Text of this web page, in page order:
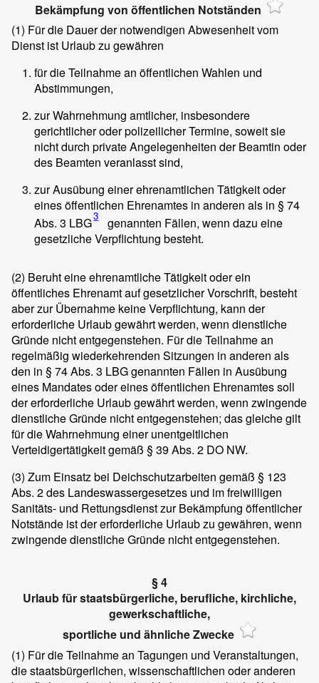
Bekämpfung von öffentlichen Notständen
(1) Für die Dauer der notwendigen Abwesenheit vom
Dienst ist Urlaub zu gewähren
für die Teilnahme an öffentlichen Wahlen und
Abstimmungen,
zur Wahrnehmung amtlicher, insbesondere
gerichtlicher oder polizeilicher Termine, soweit sie
nicht durch private Angelegenheiten der Beamtin oder
des Beamten veranlasst sind,
zur Ausübung einer ehrenamtlichen Tätigkeit oder
eines öffentlichen Ehrenamtes in anderen als in § 74
Abs. 3 LBG3
genannten Fällen, wenn dazu eine
gesetzliche Verpflichtung besteht.
(2) Beruht eine ehrenamtliche Tätigkeit oder ein
öffentliches Ehrenamt auf gesetzlicher Vorschrift, besteht
aber zur Übernahme keine Verpflichtung, kann der
erforderliche Urlaub gewährt werden, wenn dienstliche
Gründe nicht entgegenstehen. Für die Teilnahme an
regelmäßig wiederkehrenden Sitzungen in anderen als
den in § 74 Abs. 3 LBG genannten Fällen in Ausübung
eines Mandates oder eines öffentlichen Ehrenamtes soll
der erforderliche Urlaub gewährt werden, wenn zwingende
dienstliche Gründe nicht entgegenstehen; das gleiche gilt
für die Wahrnehmung einer unentgeltlichen
Verteidigertätigkeit gemäß § 39 Abs. 2 DO NW.
(3) Zum Einsatz bei Deichschutzarbeiten gemäß § 123
Abs. 2 des Landeswassergesetzes und im freiwilligen
Sanitäts- und Rettungsdienst zur Bekämpfung öffentlicher
Notstände ist der erforderliche Urlaub zu gewähren, wenn
zwingende dienstliche Gründe nicht entgegenstehen.
§ 4
Urlaub für staatsbürgerliche, berufliche, kirchliche,
gewerkschaftliche,
sportliche und ähnliche Zwecke
(1) Für die Teilnahme an Tagungen und Veranstaltungen,
die staatsbürgerlichen, wissenschaftlichen oder anderen